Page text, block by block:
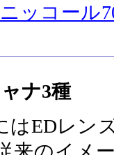
ッコール
ナ3種
はEDレン